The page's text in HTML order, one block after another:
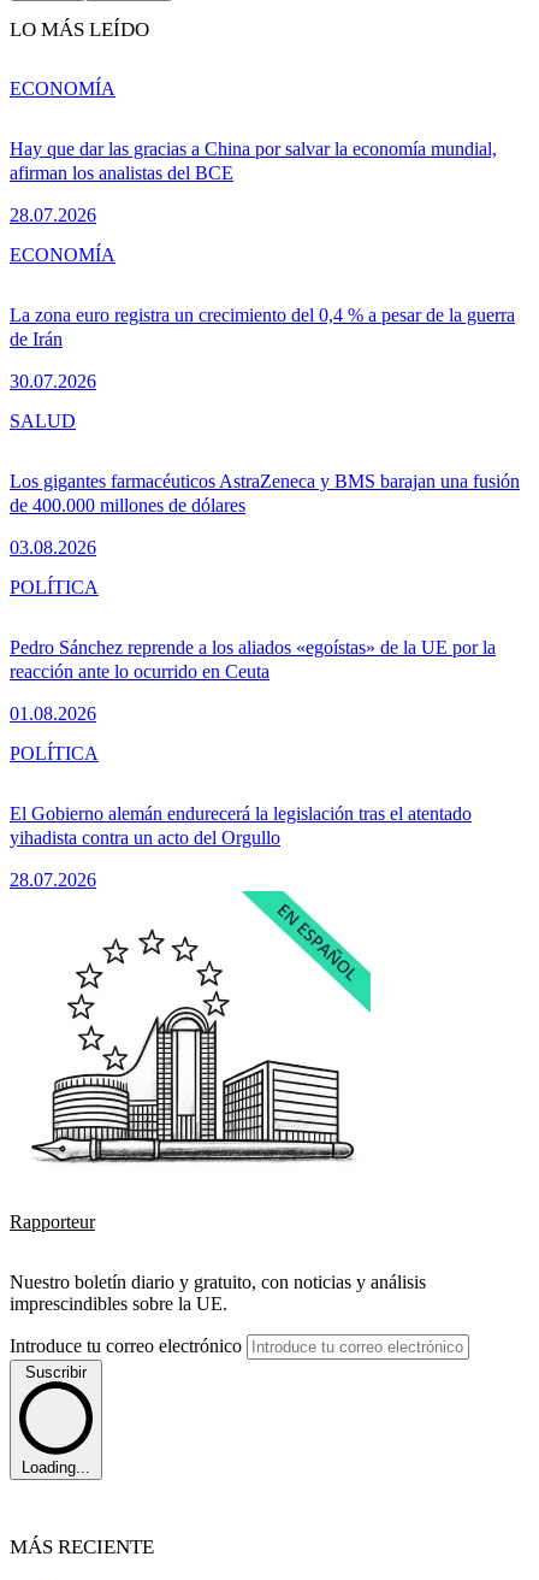
LO MÁS LEÍDO
Hay que dar las gracias a China por salvar la economía mundial,
afirman los analistas del BCE
28.07.2026
ECONOMÍA
La zona euro registra un crecimiento del 0,4 % a pesar de la guerra
de Irán
30.07.2026
ECONOMÍA
Los gigantes farmacéuticos AstraZeneca y BMS barajan una fusión
de 400.000 millones de dólares
03.08.2026
SALUD
Pedro Sánchez reprende a los aliados «egoístas» de la UE por la
reacción ante lo ocurrido en Ceuta
01.08.2026
POLÍTICA
El Gobierno alemán endurecerá la legislación tras el atentado
yihadista contra un acto del Orgullo
28.07.2026
POLÍTICA
Rapporteur
Nuestro boletín diario y gratuito, con noticias y análisis
imprescindibles sobre la UE.
Introduce tu correo electrónico
Suscribir
Loading...
MÁS RECIENTE